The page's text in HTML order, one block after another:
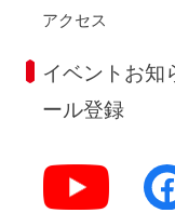
アクセス
イベントお知
ール登録